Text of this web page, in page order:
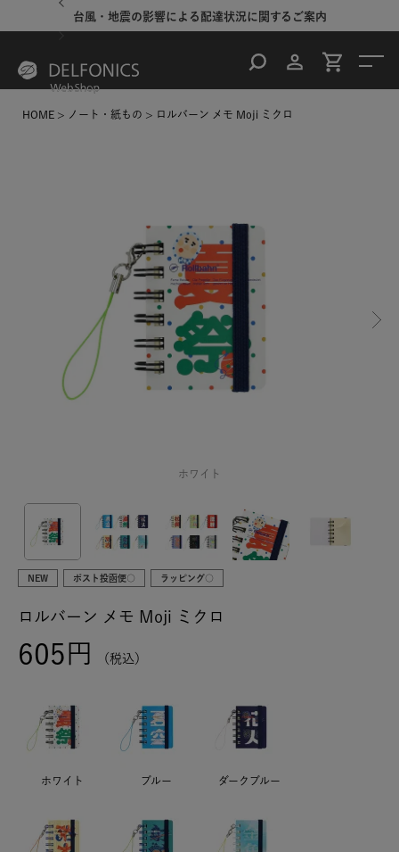
台風・地震の影響による配達状況に関するご案内
HOME ノート・紙もの ロルバーン メモ Moji ミクロ
ホワイト
NEW ポスト投函便○ ラッピング○
ロルバーン メモ Moji ミクロ
605 税込
ホワイト ブルー ダークブルー